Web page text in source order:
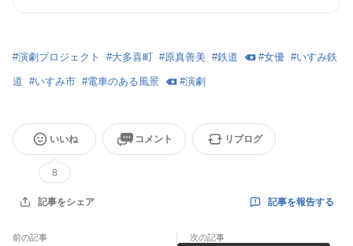
#演劇プロジェクト #大多喜町 #原真善美 #鉄道 #女優 #いすみ鉄
道 #いすみ市 #電車のある風景 #演劇
いいね
8
コメント リブログ
記事をシェア 記事を報告する
前の記事 次の記事